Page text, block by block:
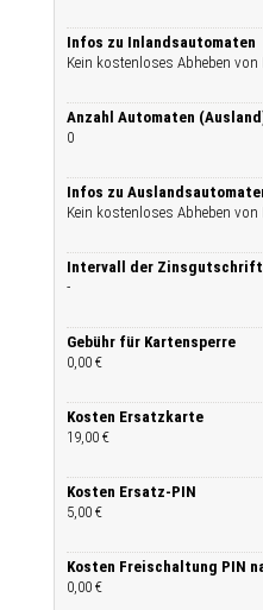
Infos zu Inlandsautomaten
Kein kostenloses Abheben
Anzahl Automaten
0
Infos zu
Kein kostenloses Abheben
Intervall der Zinsgutschrift
-
Gebühr für Kartensperre
0,00 €
Kosten Ersatzkarte
19,00 €
Kosten Ersatz-PIN
5,00 €
Kosten Freischaltung PIN
0,00 €